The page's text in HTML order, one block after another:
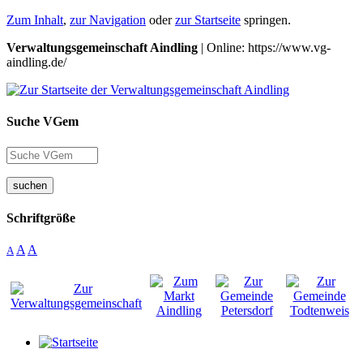
Zum Inhalt, zur Navigation oderzur Startseite springen.
Verwaltungsgemeinschaft Aindling | Online: https://www.vg-
aindling.de/
Suche VGem
suchen
Schriftgröße
A A A